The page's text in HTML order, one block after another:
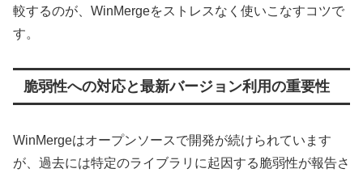
較するのが、WinMergeをストレスなく使いこなすコツで
す。
脆弱性への対応と最新バージョン利用の重要性
WinMergeはオープンソースで開発が続けられています
が、過去には特定のライブラリに起因する脆弱性が報告さ